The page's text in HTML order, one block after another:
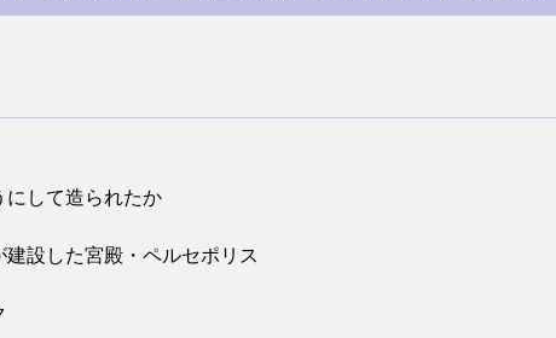
して造られたか
設した宮殿・ペルセポリス